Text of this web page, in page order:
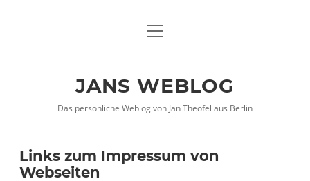
DATENSCHUTZHINWEISE
twitterfacebook
xing
Menü
JANS WEBLOG
Das persönliche Weblog von Jan Theofel aus Berlin
Links zum Impressum von
Webseiten